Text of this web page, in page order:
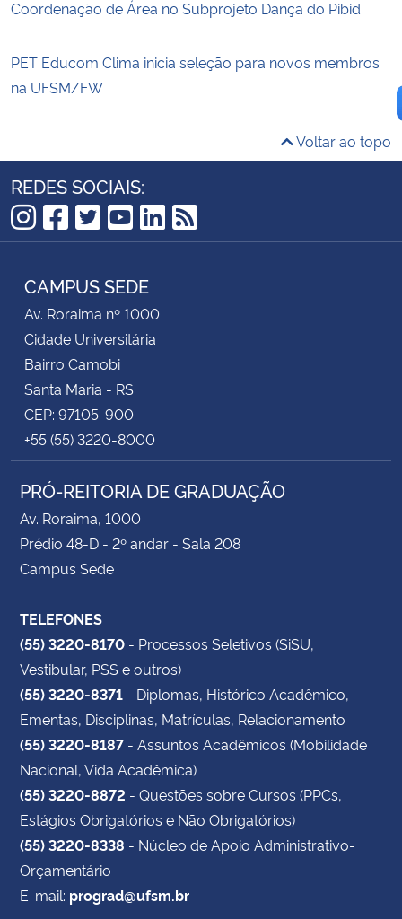
Coordenação de Área no Subprojeto Dança do Pibid
PET Educom Clima inicia seleção para novos membros
na UFSM/FW
Voltar ao topo
REDES SOCIAIS:
Instagram
Facebook
Twitter
YouTube
LinkedIn
RSS
CAMPUS SEDE
Av. Roraima nº 1000
Cidade Universitária
Bairro Camobi
Santa Maria - RS
CEP: 97105-900
+55 (55) 3220-8000
PRÓ-REITORIA DE GRADUAÇÃO
Av. Roraima, 1000
Prédio 48-D - 2º andar - Sala 208
Campus Sede
TELEFONES
(55) 3220-8170 - Processos Seletivos (SiSU,
Vestibular, PSS e outros)
(55) 3220-8371 - Diplomas, Histórico Acadêmico,
Ementas, Disciplinas, Matrículas, Relacionamento
(55) 3220-8187 - Assuntos Acadêmicos (Mobilidade
Nacional, Vida Acadêmica)
(55) 3220-8872 - Questões sobre Cursos (PPCs,
Estágios Obrigatórios e Não Obrigatórios)
(55) 3220-8338 - Núcleo de Apoio Administrativo-
Orçamentário
E-mail: prograd@ufsm.br